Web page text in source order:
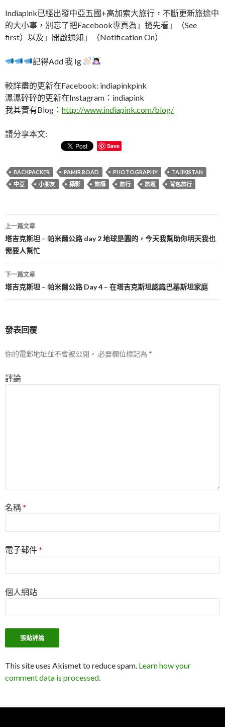
Indiapink已經出發中亞五國+高加索大旅行，不斷更新旅途中
的大小事，別忘了把Facebook專頁為」搶先看」（See
first）以及」開啟通知」（Notification On）
記得Add 我 Ig
較詳盡的更新在Facebook: indiapinkpink
濕濕碎碎的更新在Instagram：indiapink
我其實有Blog： http://www.indiapink.com/blog/
請分享本文:
Save
BACKPACKER PAMIR ROAD PHOTOGRAPHY
TAJIKISTAN
中亞
小朋友 攝影 旅攝 旅行 旅遊 背包旅行
文
章
導
航
上一篇文章
塔吉克斯坦 – 帕米爾公路 day 2 地球是圓的，今天我幫助你明天我也
需要人幫忙
下一篇文章
塔吉克斯坦 – 帕米爾公路 Day 4 – 在塔吉克斯坦認識巴基斯坦家庭
發表回覆
你的電郵地址並不會被公開。 必要欄位標記為 *
評論
名稱*
電子郵件*
個人網站
This site uses Akismet to reduce spam. Learn how your
comment data is processed.